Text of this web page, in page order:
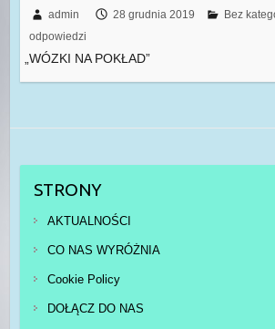
admin 28 grudnia 2019 Bez
odpowiedzi
„WÓZKI NA POKŁAD”
STRONY
AKTUALNOŚCI
CO NAS WYRÓŻNIA
Cookie Policy
DOŁĄCZ DO NAS